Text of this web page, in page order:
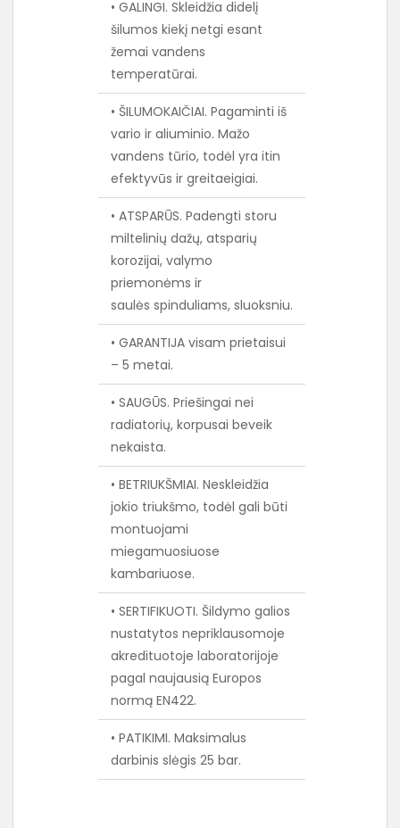
• GALINGI. Skleidžia didelį
šilumos kiekį netgi esant
žemai vandens
temperatūrai.
• ŠILUMOKAIČIAI. Pagaminti iš
vario ir aliuminio. Mažo
vandens tūrio, todėl yra itin
efektyvūs ir greitaeigiai.
• ATSPARŪS. Padengti storu
miltelinių dažų, atsparių
korozijai, valymo
priemonėms ir
saulės spinduliams, sluoksniu.
• GARANTIJA visam prietaisui
– 5 metai.
• SAUGŪS. Priešingai nei
radiatorių, korpusai beveik
nekaista.
• BETRIUKŠMIAI. Neskleidžia
jokio triukšmo, todėl gali būti
montuojami
miegamuosiuose
kambariuose.
• SERTIFIKUOTI. Šildymo galios
nustatytos nepriklausomoje
akredituotoje laboratorijoje
pagal naujausią Europos
normą EN422.
• PATIKIMI. Maksimalus
darbinis slėgis 25 bar.